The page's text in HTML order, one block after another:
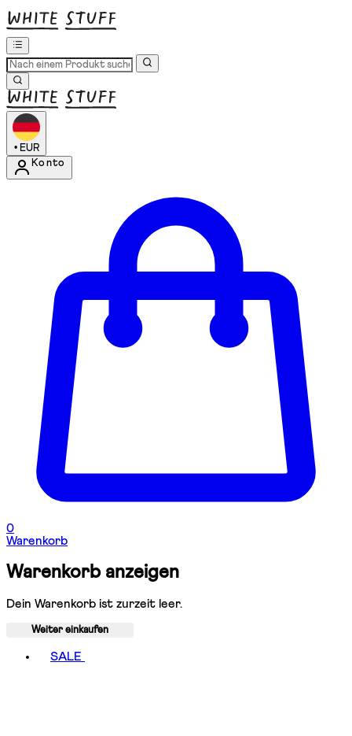
• EUR
Konto
0
Warenkorb
Warenkorb anzeigen
Dein Warenkorb ist zurzeit leer.
Weiter einkaufen
SALE